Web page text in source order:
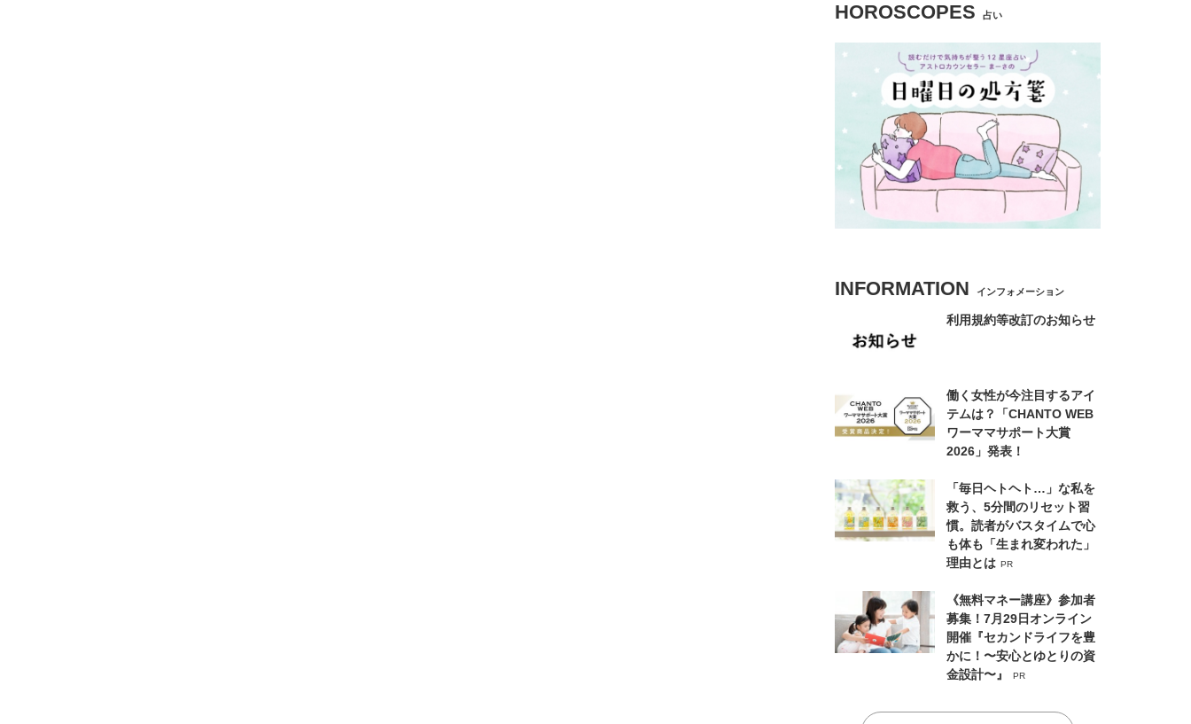
HOROSCOPES 占い
INFORMATION インフォメーション
利用規約等改訂のお知らせ
働く女性が今注目するアイ
テムは？「CHANTO WEB
ワーママサポート大賞
2026」発表！
「毎日ヘトヘト…」な私を
救う、5分間のリセット習
慣。読者がバスタイムで心
も体も「生まれ変われた」
理由とは PR
《無料マネー講座》参加者
募集！7月29日オンライン
開催『セカンドライフを豊
かに！〜安心とゆとりの資
金設計〜』
PR